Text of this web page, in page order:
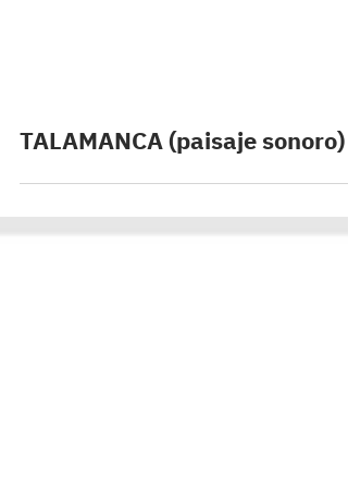
TALAMANCA (paisaje sonoro)